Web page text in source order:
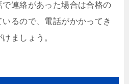
連絡があった場合は合格の
るので、電話がかかってき
ましょう。